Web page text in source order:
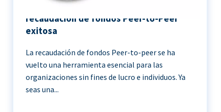
11 Mejores prácticas para una
recaudación de fondos Peer-to-Peer
exitosa
La recaudación de fondos Peer-to-peer se ha
vuelto una herramienta esencial para las
organizaciones sin fines de lucro e individuos. Ya
seas una...